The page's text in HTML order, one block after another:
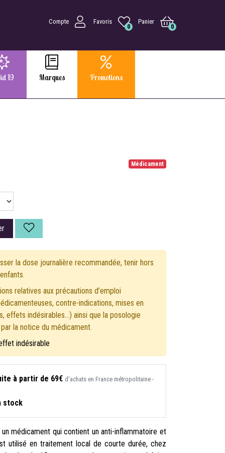
Compte Favoris
0
Panier
0
19 Marques Promotions
Médicament
la dose journalière recommandée, tenir hors
relatives aux précautions d’emploi
contre-indications, mises en
effets indésirables...) ainsi que la posologie
la notice du médicament.
indésirable
à partir de 69€ d’achats en France métropolitaine -
stock
médicament qui contient un anti-inflammatoire et
utilisé en traitement local de courte durée, chez